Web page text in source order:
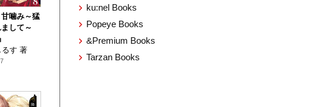
甘噛み～猛
して～
るす 著
ku:nel Books
Popeye Books
&Premium Books
Tarzan Books